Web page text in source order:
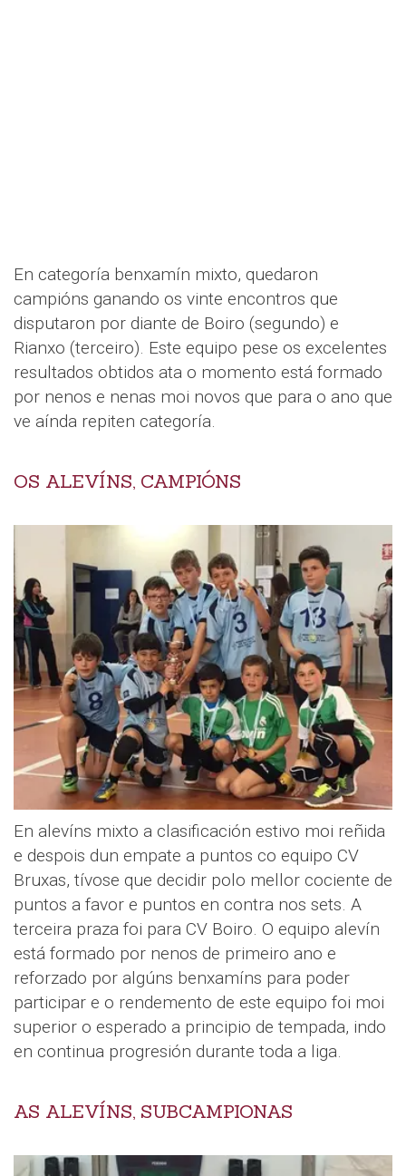
En categoría benxamín mixto, quedaron
campións ganando os vinte encontros que
disputaron por diante de Boiro (segundo) e
Rianxo (terceiro). Este equipo pese os excelentes
resultados obtidos ata o momento está formado
por nenos e nenas moi novos que para o ano que
ve aínda repiten categoría.
OS ALEVÍNS, CAMPIÓNS
En alevíns mixto a clasificación estivo moi reñida
e despois dun empate a puntos co equipo CV
Bruxas, tívose que decidir polo mellor cociente de
puntos a favor e puntos en contra nos sets. A
terceira praza foi para CV Boiro. O equipo alevín
está formado por nenos de primeiro ano e
reforzado por algúns benxamíns para poder
participar e o rendemento de este equipo foi moi
superior o esperado a principio de tempada, indo
en continua progresión durante toda a liga.
AS ALEVÍNS, SUBCAMPIONAS